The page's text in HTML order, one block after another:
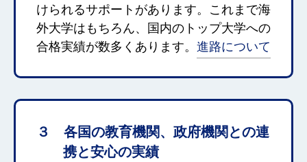
けられるサポートがあります。これまで海
外大学はもちろん、国内のトップ大学への
合格実績が数多くあります。 進路について
３ 各国の教育機関、政府機関との連
携と安心の実績